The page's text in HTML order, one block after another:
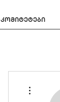
კომიტეტები